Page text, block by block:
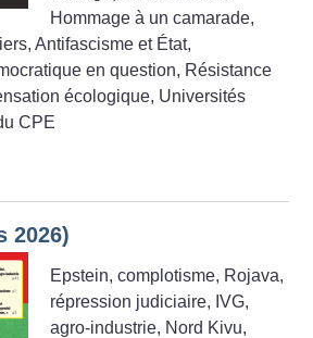
Hommage à un camarade,
Antifascisme et État,
en question, Résistance
écologique, Universités
CPE
2026)
Epstein, complotisme, Rojava,
répression judiciaire, IVG,
agro-industrie, Nord Kivu,